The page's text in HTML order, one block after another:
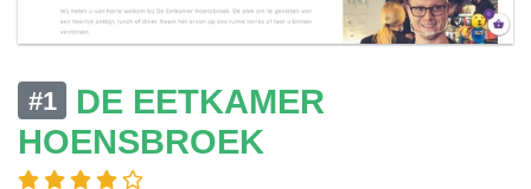
#1
DE EETKAMER
HOENSBROEK